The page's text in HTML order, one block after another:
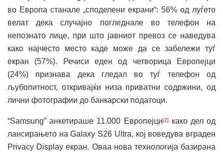
во Европа станале „споделени екрани“: 56% од луѓето
велат дека случајно погледнале во телефон на
непознато лице, при што јавниот превоз се наведува
како најчесто место каде може да се забележи туѓ
екран (57%). Речиси еден од четворица Европејци
(24%) признава дека гледал во туѓ телефон од
љубопитност, откривајќи низа приватни содржини, од
лични фотографии до банкарски податоци.
“Samsung” анкетираше 11.000 Европејци[2]
како дел од
лансирањето на Galaxy S26 Ultra, кој воведува вграден
Privacy Display екран. Оваа нова технологија базирана